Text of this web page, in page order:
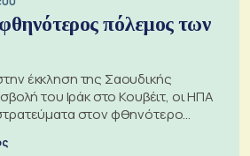
πόλεμος των
έκκληση της Σαουδικής
του Ιράκ στο Κουβέιτ, οι ΗΠΑ
στον φθηνότερο
τους